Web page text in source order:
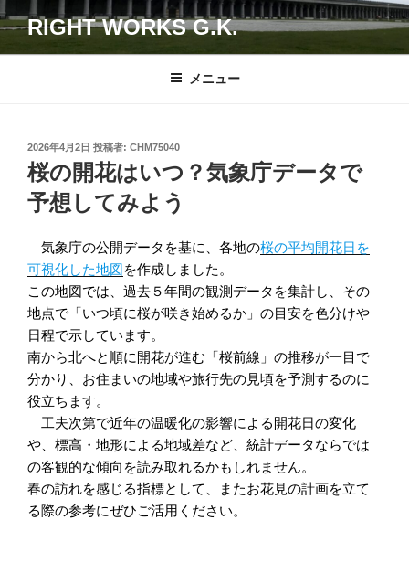
ン
テ
RIGHT WORKS G.K.
メニュー
投
稿
日:
2026年4月2日 投稿者: CHM75040
桜の開花はいつ？気象庁データで
予想してみよう
気象庁の公開データを基に、各地の桜の平均開花日を
可視化した地図を作成しました。
この地図では、過去５年間の観測データを集計し、その
地点で「いつ頃に桜が咲き始めるか」の目安を色分けや
日程で示しています。
南から北へと順に開花が進む「桜前線」の推移が一目で
分かり、お住まいの地域や旅行先の見頃を予測するのに
役立ちます。
工夫次第で近年の温暖化の影響による開花日の変化
や、標高・地形による地域差など、統計データならでは
の客観的な傾向を読み取れるかもしれません。
春の訪れを感じる指標として、またお花見の計画を立て
る際の参考にぜひご活用ください。